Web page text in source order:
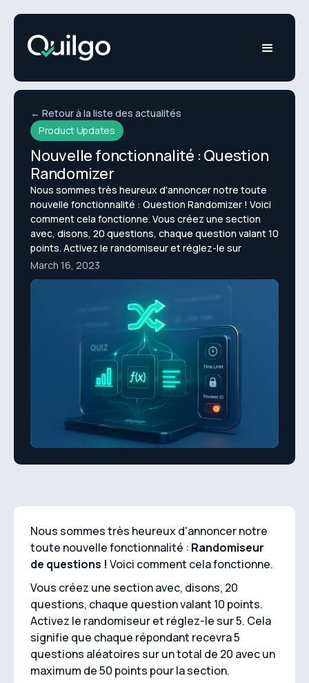
← Retour à la liste des actualités
Product Updates
Nouvelle fonctionnalité : Question
Randomizer
Nous sommes très heureux d'annoncer notre toute
nouvelle fonctionnalité : Question Randomizer ! Voici
comment cela fonctionne. Vous créez une section
avec, disons, 20 questions, chaque question valant 10
points. Activez le randomiseur et réglez-le sur
March 16, 2023
Nous sommes très heureux d'annoncer notre
toute nouvelle fonctionnalité : Randomiseur
de questions ! Voici comment cela fonctionne.
Vous créez une section avec, disons, 20
questions, chaque question valant 10 points.
Activez le randomiseur et réglez-le sur 5. Cela
signifie que chaque répondant recevra 5
questions aléatoires sur un total de 20 avec un
maximum de 50 points pour la section.